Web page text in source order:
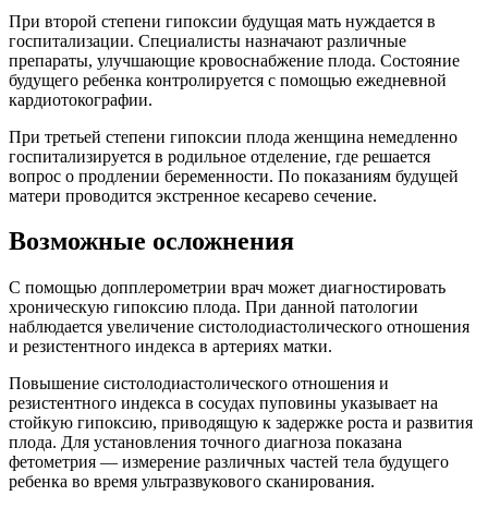
При второй степени гипоксии будущая мать нуждается в
госпитализации. Специалисты назначают различные
препараты, улучшающие кровоснабжение плода. Состояние
будущего ребенка контролируется с помощью ежедневной
кардиотокографии.
При третьей степени гипоксии плода женщина немедленно
госпитализируется в родильное отделение, где решается
вопрос о продлении беременности. По показаниям будущей
матери проводится экстренное кесарево сечение.
Возможные осложнения
С помощью допплерометрии врач может диагностировать
хроническую гипоксию плода. При данной патологии
наблюдается увеличение систолодиастолического отношения
и резистентного индекса в артериях матки.
Повышение систолодиастолического отношения и
резистентного индекса в сосудах пуповины указывает на
стойкую гипоксию, приводящую к задержке роста и развития
плода. Для установления точного диагноза показана
фетометрия — измерение различных частей тела будущего
ребенка во время ультразвукового сканирования.